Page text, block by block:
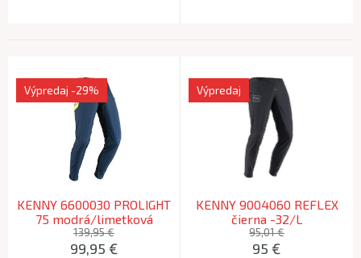
KENNY 6600030 PROLIGHT
75 modrá/limetková
-34/XL
Výpredaj -29%
139,95 €
99,95 €
KENNY 9004060 REFLEX
čierna -32/L
Výpredaj
95,01 €
95 €